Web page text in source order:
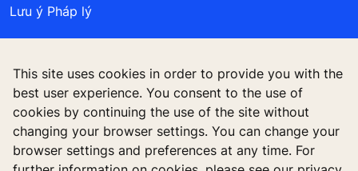
This site uses cookies in order to provide you with the
best user experience. You consent to the use of
cookies by continuing the use of the site without
changing your browser settings. You can change your
browser settings and preferences at any time. For
Lưu ý Pháp lý
Cam kết Bảo mật
Quản lý tùy chọn cookie